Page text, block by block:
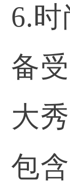
6.
备
大
包